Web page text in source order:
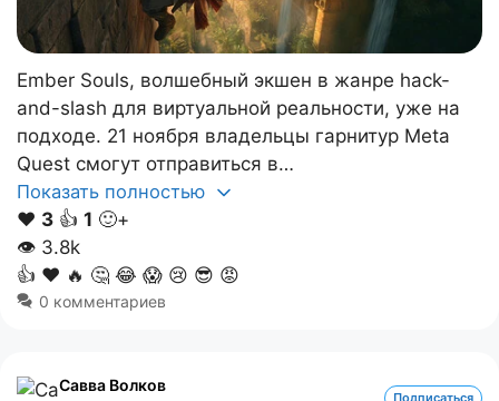
Ember Souls, волшебный экшен в жанре hack-
and-slash для виртуальной реальности, уже на
подходе. 21 ноября владельцы гарнитур Meta
Quest смогут отправиться в…
Показать полностью
❤️ 3 👍 1 🙂+
👁 3.8k
👍 ❤️ 🔥 🤔 😂 😱 😢 😎 😡
0 комментариев
Савва Волков
Подписаться